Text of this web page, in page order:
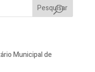
Pesquisar
Municipal de